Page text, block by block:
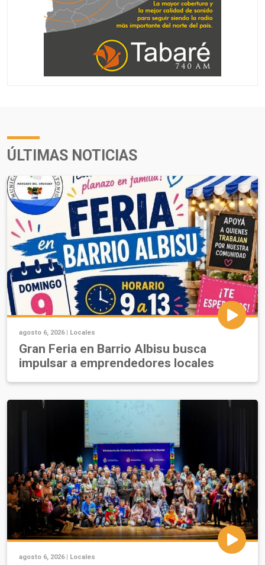
ÚLTIMAS NOTICIAS
agosto 6, 2026 | Locales
Gran Feria en Barrio Albisu busca
impulsar a emprendedores locales
agosto 6, 2026 | Locales